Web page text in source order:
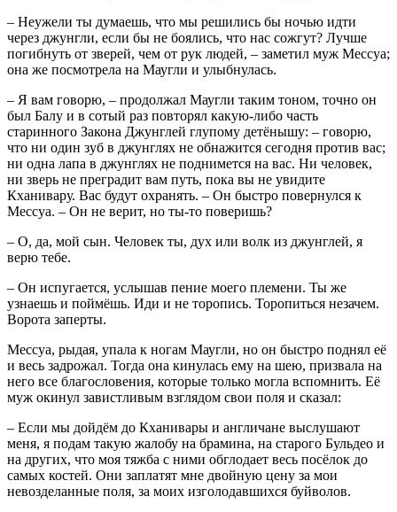
– Неужели ты думаешь, что мы решились бы ночью идти
через джунгли, если бы не боялись, что нас сожгут? Лучше
погибнуть от зверей, чем от рук людей, – заметил муж Мессуа;
она же посмотрела на Маугли и улыбнулась.
– Я вам говорю, – продолжал Маугли таким тоном, точно он
был Балу и в сотый раз повторял какую-либо часть
старинного Закона Джунглей глупому детёнышу: – говорю,
что ни один зуб в джунглях не обнажится сегодня против вас;
ни одна лапа в джунглях не поднимется на вас. Ни человек,
ни зверь не преградит вам путь, пока вы не увидите
Кханивару. Вас будут охранять. – Он быстро повернулся к
Мессуа. – Он не верит, но ты-то поверишь?
– О, да, мой сын. Человек ты, дух или волк из джунглей, я
верю тебе.
– Он испугается, услышав пение моего племени. Ты же
узнаешь и поймёшь. Иди и не торопись. Торопиться незачем.
Ворота заперты.
Мессуа, рыдая, упала к ногам Маугли, но он быстро поднял её
и весь задрожал. Тогда она кинулась ему на шею, призвала на
него все благословения, которые только могла вспомнить. Её
муж окинул завистливым взглядом свои поля и сказал:
– Если мы дойдём до Кханивары и англичане выслушают
меня, я подам такую жалобу на брамина, на старого Бульдео и
на других, что моя тяжба с ними обглодает весь посёлок до
самых костей. Они заплатят мне двойную цену за мои
невозделанные поля, за моих изголодавшихся буйволов.